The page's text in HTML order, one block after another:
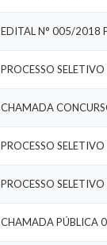
EDITAL N° 005/2018
PROCESSO
CHAMADA
PROCESSO
PROCESSO
CHAMADA PÚBLICA